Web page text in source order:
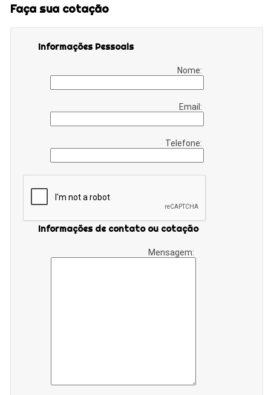
Faça sua cotação
Informações Pessoais
Nome:
Email:
Telefone:
Informações de contato ou cotação
Mensagem: